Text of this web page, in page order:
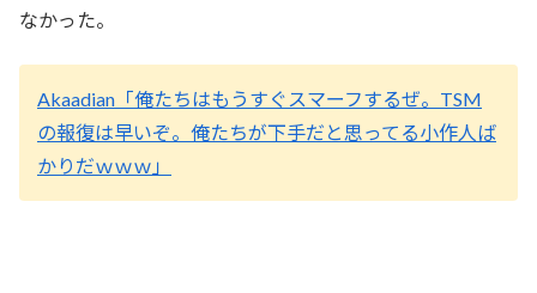
なかった。
Akaadian「俺たちはもうすぐスマーフするぜ。TSM
の報復は早いぞ。俺たちが下手だと思ってる小作人ば
かりだｗｗｗ」